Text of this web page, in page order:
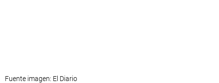
Fuente imagen: El Diario